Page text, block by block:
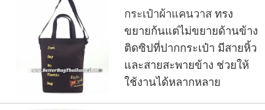
กระเป๋าผ้าแคนวาส ทรง
ขยายก้นแต่ไม่ขยายด้านข้าง
ติดซิปที่ปากกระเป๋า มีสายหิ้ว
และสายสะพายข้าง ช่วยให้
ใช้งานได้หลากหลาย